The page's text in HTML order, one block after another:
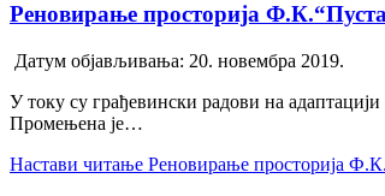
Реновирање просторија
Датум објављивања: 20. новембра 2019.
У току су грађевински радови на
Промењена је…
Настави читање Реновирање просторија